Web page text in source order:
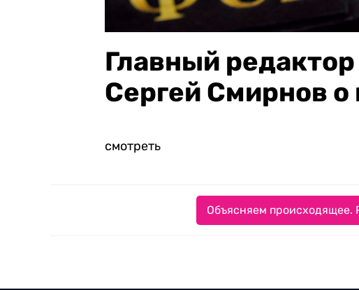
Главный
Сергей Смирнов
смотреть
Объясняем происходящее.